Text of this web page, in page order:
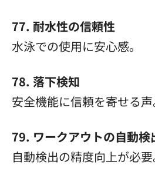
77. 耐水性の信頼性
水泳での使用に安心感。
78. 落下検知
安全機能に信頼を寄せる声
79. ワークアウトの自動検
自動検出の精度向上が必要